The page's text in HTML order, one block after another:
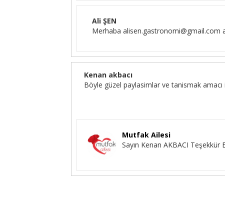
Ali ŞEN
Merhaba alisen.gastronomi@gmail.com
Kenan akbacı
Böyle güzel paylasimlar ve tanismak amacı
Mutfak Ailesi
Sayın Kenan AKBACI Teşekkür